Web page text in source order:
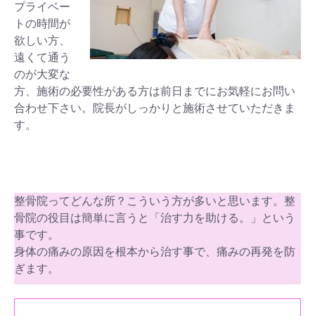
プライベー
トの時間が
欲しい方、
遠くて通う
のが大変な
方、施術の必要性がある方は前日までにお気軽にお問い
合わせ下さい。院長がしっかりと施術させていただきま
す。
整骨院ってどんな所？こういう方が多いと思います。整
骨院の役目は簡単に言うと「治す力を助ける。」という
事です。
身体の痛みの原因を根本から治す事で、痛みの再発を防
ぎます。